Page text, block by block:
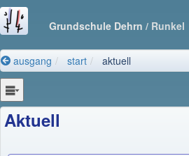
Grundschule Dehrn / Runkel
ausgang start aktuell
Aktuell